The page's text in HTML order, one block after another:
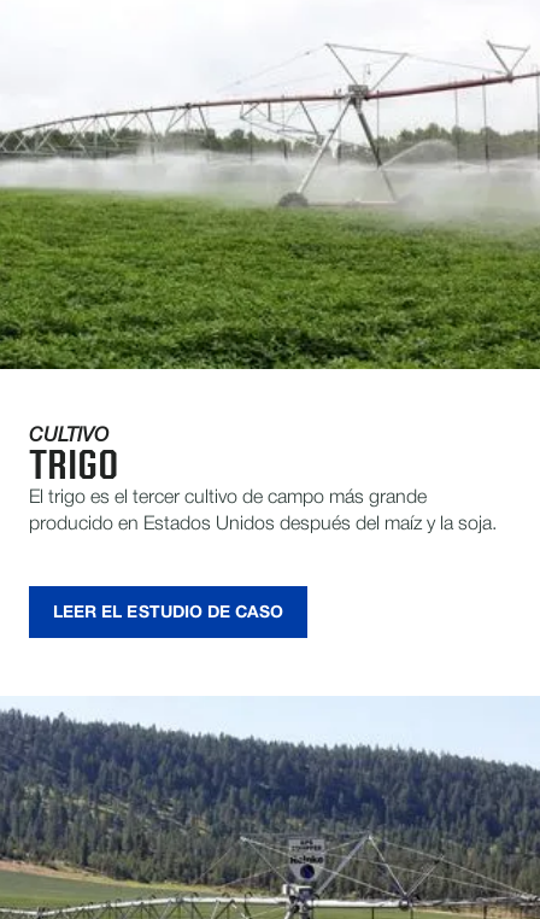
CULTIVO
TRIGO
El trigo es el tercer cultivo de campo más grande
producido en Estados Unidos después del maíz y la soja.
LEER EL ESTUDIO DE CASO